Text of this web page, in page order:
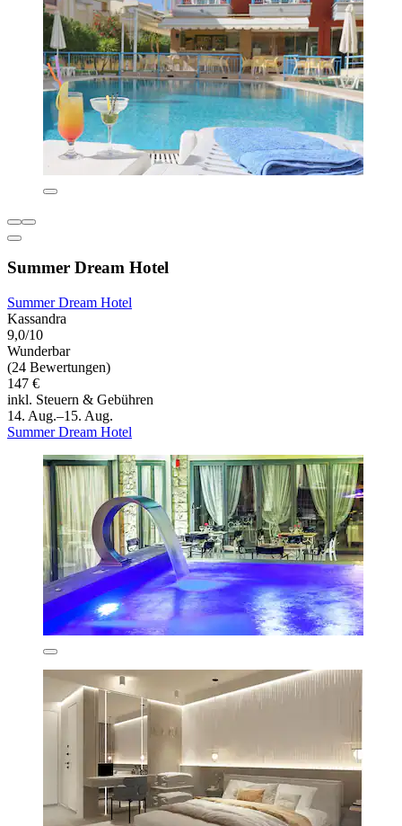
Summer Dream Hotel
Summer Dream Hotel
Kassandra
9,0/10
Wunderbar
(24 Bewertungen)
147 €
inkl. Steuern & Gebühren
14. Aug.–15. Aug.
Summer Dream Hotel